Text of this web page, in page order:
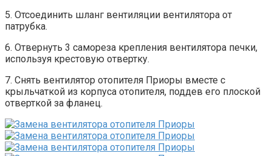
5. Отсоединить шланг вентиляции вентилятора от
патрубка.
6. Отвернуть 3 самореза крепления вентилятора печки,
используя крестовую отвертку.
7. Снять вентилятор отопителя Приоры вместе с
крыльчаткой из корпуса отопителя, поддев его плоской
отверткой за фланец.